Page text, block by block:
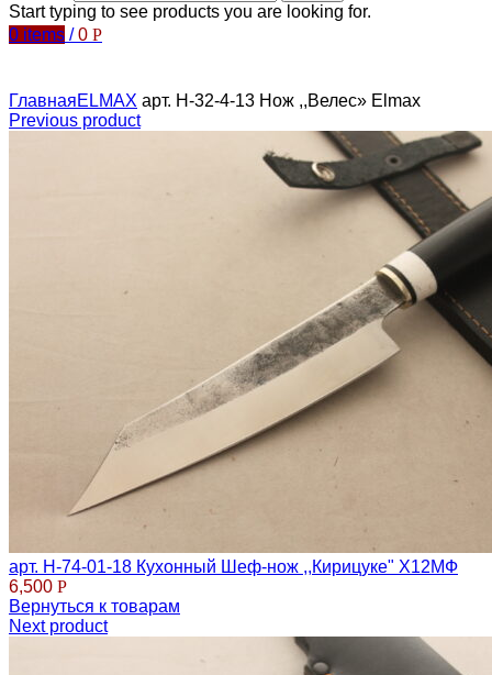
Start typing to see products you are looking for.
0 items / 0 Р
ГлавнаяELMAX арт. Н-32-4-13 Нож ,,Велес» Elmax
Previous product
арт. Н-74-01-18 Кухонный Шеф-нож ,,Кирицуке" Х12МФ
6,500 Р
Вернуться к товарам
Next product